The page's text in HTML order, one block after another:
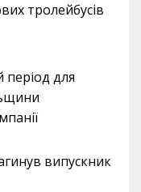
тролейбусів
для
випускник